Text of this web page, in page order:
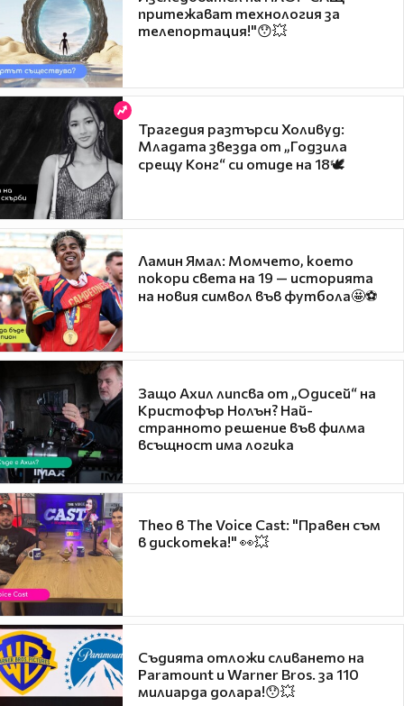
притежават технология за
телепортация!"😯💥
Трагедия разтърси Холивуд:
Младата звезда от „Годзила
срещу Конг“ си отиде на 18🕊️
Ламин Ямал: Момчето, което
покори света на 19 — историята
на новия символ във футбола🤩⚽
Защо Ахил липсва от „Одисей“ на
Кристофър Нолън? Най-
странното решение във филма
всъщност има логика
Theo в The Voice Cast: "Правен съм
в дискотека!" 👀💥
Съдията отложи сливането на
Paramount и Warner Bros. за 110
милиарда долара!😯💥